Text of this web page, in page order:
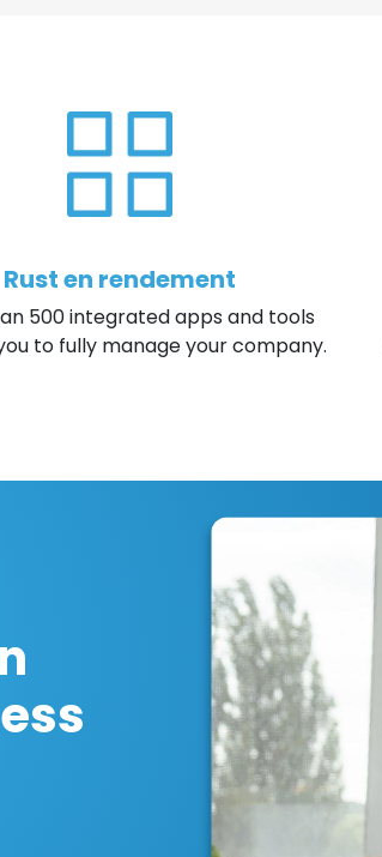
Rust en rendement
500 integrated apps and tools
to fully manage your company.